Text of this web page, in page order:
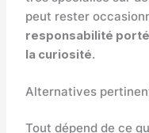
peut rester
responsabilité
la curiosité.
Alternatives
Tout dépend de ce